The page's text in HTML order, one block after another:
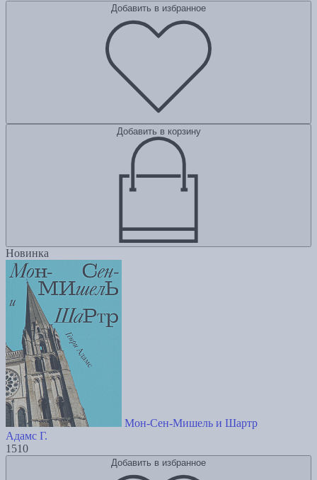
Добавить в избранное
Добавить в корзину
Новинка
Мон-Сен-Мишель и Шартр
Адамс Г.
1510
Добавить в избранное